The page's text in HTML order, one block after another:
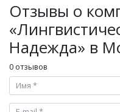
Отзывы о
Надежда» в
0 отзывов